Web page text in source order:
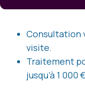
Consultation
visite.
Traitement
jusqu’à 1